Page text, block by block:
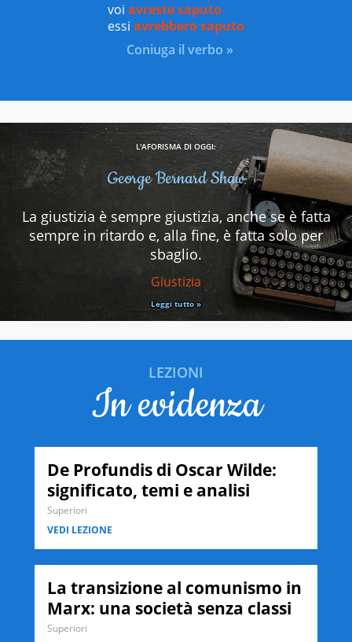
voi avreste saputo
essi avrebbero saputo
Coniuga il verbo »
L'AFORISMA DI OGGI:
George Bernard Shaw
La giustizia è sempre giustizia, anche se è fatta
sempre in ritardo e, alla fine, è fatta solo per
sbaglio.
Giustizia
Leggi tutto »
LEZIONI
in evidenza
De Profundis di Oscar Wilde:
significato, temi e analisi
Superiori
VEDI LEZIONE
La transizione al comunismo in
Marx: una società senza classi
Superiori
coefficiente
angolare